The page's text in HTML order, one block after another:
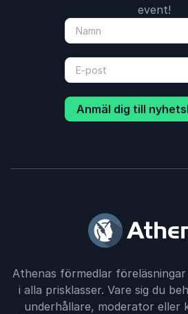
event!
Anmäl dig till
Athenas förmedlar
i alla prisklasser. Vare sig du
underhållare, moderator eller